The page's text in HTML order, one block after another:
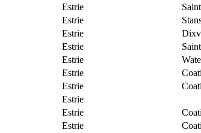
Estrie
Estrie
Estrie
Estrie
Estrie
Estrie
Estrie
Estrie
Estrie
Estrie